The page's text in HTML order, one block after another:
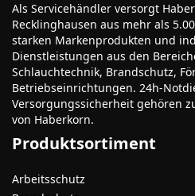
Als Servicehändler versorgt
Recklinghausen aus mehr als
starken Markenprodukten und
Dienstleistungen aus den
Schlauchtechnik, Brandschutz,
Betriebseinrichtungen. 24h-
Versorgungssicherheit gehören
von Haberkorn.
Produktsortiment
Arbeitsschutz